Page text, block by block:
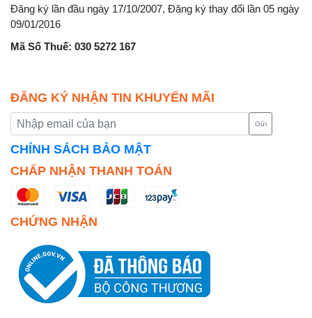
Đăng ký lần đầu ngày 17/10/2007, Đăng ký thay đổi lần 05 ngày
09/01/2016
Mã Số Thuế: 030 5272 167
ĐĂNG KÝ NHẬN TIN KHUYẾN MÃI
Gửi
CHÍNH SÁCH BẢO MẬT
CHẤP NHẬN THANH TOÁN
CHỨNG NHẬN